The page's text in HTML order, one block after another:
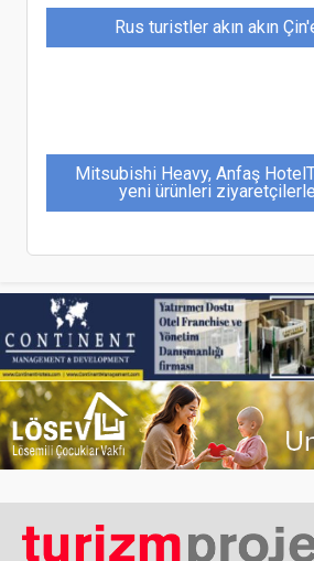
Rus turistler akın akın
Mitsubishi Heavy, Anfaş
yeni ürünleri
Balıkesir-Ankara uçuşları
projemiz, Karadeniz'deki en